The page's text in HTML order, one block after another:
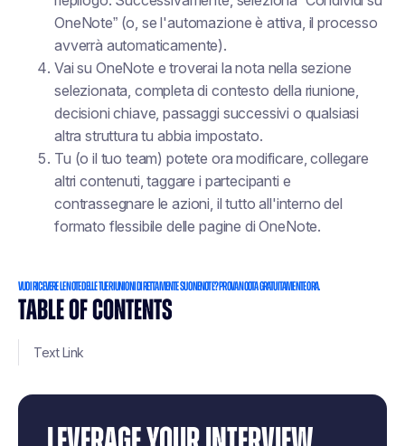
TABLE OF CONTENTS
Text Link
OneNote” (o, se l'automazione è attiva, il processo
avverrà automaticamente).
Vai su OneNote e troverai la nota nella sezione
selezionata, completa di contesto della riunione,
decisioni chiave, passaggi successivi o qualsiasi
altra struttura tu abbia impostato.
Tu (o il tuo team) potete ora modificare, collegare
altri contenuti, taggare i partecipanti e
contrassegnare le azioni, il tutto all'interno del
formato flessibile delle pagine di OneNote.
Vuoi ricevere le note delle tue riunioni direttamente su OneNote? Prova Noota gratuitamente ora.